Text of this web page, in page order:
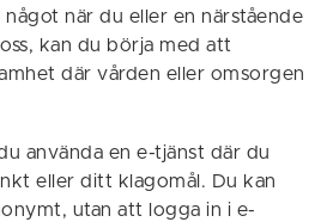
när du eller en närstående
kan du börja med att
där vården eller omsorgen
använda en e-tjänst där du
eller ditt klagomål. Du kan
utan att logga in i e-